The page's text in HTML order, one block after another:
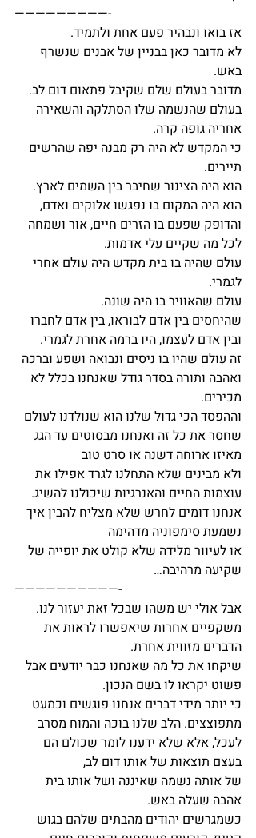
—————————-
אז בואו ונבהיר פעם אחת ולתמיד.
לא מדובר כאן בבניין של אבנים שנשרף
באש.
מדובר בעולם שלם שקיבל פתאום דום לב.
בעולם שהנשמה שלו הסתלקה והשאירה
אחריה גופה קרה.
כי המקדש לא היה רק מבנה יפה שהרשים
תיירים.
הוא היה הצינור שחיבר בין השמים לארץ.
הוא היה המקום בו נפגשו אלוקים ואדם,
והדופק שפעם בו הזרים חיים, אור ושמחה
לכל מה שקיים עלי אדמות.
עולם שהיה בו בית מקדש היה עולם אחרי
לגמרי.
עולם שהאוויר בו היה שונה.
שהיחסים בין אדם לבוראו, בין אדם לחברו
ובין אדם לעצמו, היו ברמה אחרת לגמרי.
זה עולם שהיו בו ניסים ונבואה ושפע וברכה
ואהבה ותורה בסדר גודל שאנחנו בכלל לא
מכירים.
וההפסד הכי גדול שלנו הוא שנולדנו לעולם
שחסר את כל זה ואנחנו מבסוטים עד הגג
מאיזו ארוחה דשנה או סרט טוב
ולא מבינים שלא התחלנו לגרד אפילו את
עוצמות החיים והאנרגיות שיכולנו להשיג.
אנחנו דומים לחרש שלא מצליח להבין איך
נשמעת סימפוניה מדהימה
או לעיוור מלידה שלא קולט את יופייה של
שקיעה מרהיבה…
——————————-
אבל אולי יש משהו שבכל זאת יעזור לנו.
משקפיים אחרות שיאפשרו לראות את
הדברים מזווית אחרת.
שיקחו את כל מה שאנחנו כבר יודעים אבל
פשוט יקראו לו בשם הנכון.
כי יותר מידי דברים אנחנו פוגשים וכמעט
מתפוצצים. הלב שלנו בוכה והמוח מסרב
לעכל, אלא שלא ידענו לומר שכולם הם
בעצם תוצאות של אותו דום לב,
של אותה נשמה שאיננה ושל אותו בית
אהבה שעלה באש.
כשמגרשים יהודים מהבתים שלהם בגוש